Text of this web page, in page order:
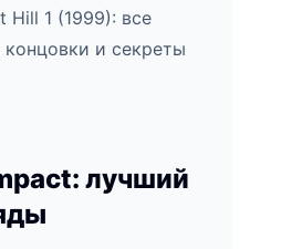
1 (1999): все
и секреты
лучший